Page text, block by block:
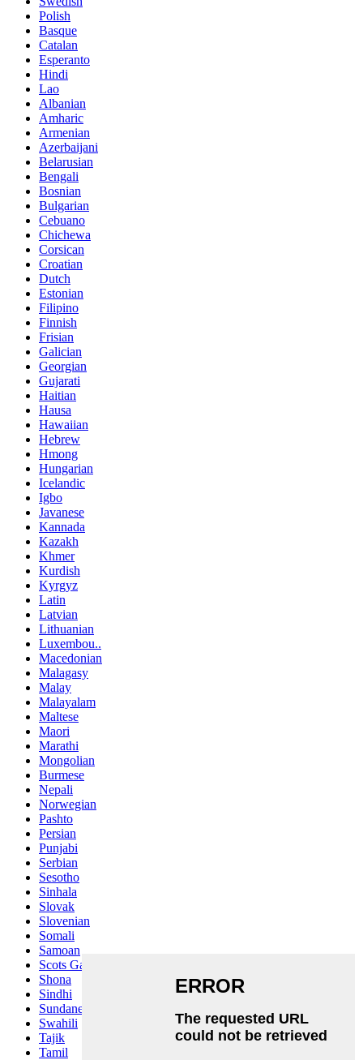
Polish
Basque
Catalan
Esperanto
Hindi
Lao
Albanian
Amharic
Armenian
Azerbaijani
Belarusian
Bengali
Bosnian
Bulgarian
Cebuano
Chichewa
Corsican
Croatian
Dutch
Estonian
Filipino
Finnish
Frisian
Galician
Georgian
Gujarati
Haitian
Hausa
Hawaiian
Hebrew
Hmong
Hungarian
Icelandic
Igbo
Javanese
Kannada
Kazakh
Khmer
Kurdish
Kyrgyz
Latin
Latvian
Lithuanian
Luxembou..
Macedonian
Malagasy
Malay
Malayalam
Maltese
Maori
Marathi
Mongolian
Burmese
Nepali
Norwegian
Pashto
Persian
Punjabi
Serbian
Sesotho
Sinhala
Slovak
Slovenian
Somali
Samoan
Scots Gaelic
Shona
Sindhi
Sundanese
Swahili
Tajik
Tamil